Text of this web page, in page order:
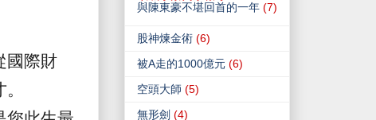
國際財
與陳東豪不堪回首的一年 (7)
股神煉金術 (6)
被A走的1000億元 (6)
空頭大師 (5)
無形劍 (4)